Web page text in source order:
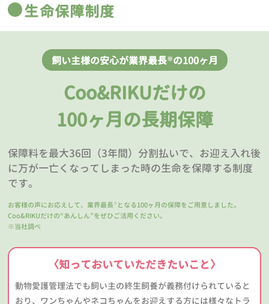
生命保障制度
飼い主様の安心が業界最長※の100ヶ月
Coo&RIKUだけの
100ヶ月の長期保障
保障料を最大36回（3年間）分割払いで、お迎え入れ後
に万が一亡くなってしまった時の生命を保障する制度
です。
お客様の声にお応えして、業界最長 ※ となる100ヶ月の保障をご用意しました。
Coo&RIKUだけの“あんしん”をぜひご活用ください。
※当社調べ
〈知っておいていただきたいこと〉
動物愛護管理法でも飼い主の終生飼養が義務付けられていると
おり、ワンちゃんやネコちゃんをお迎えする方には様々なトラ